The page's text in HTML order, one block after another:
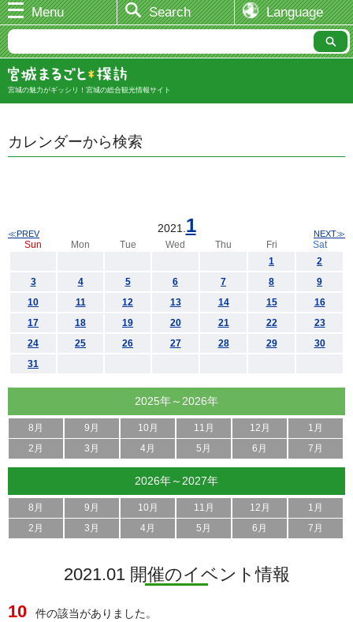
Menu Search Language
宮城の魅力がギッシリ！宮城の総合観光情報サイト
カレンダーから検索
2021. 1
≪PREV NEXT≫
Sun Mon Tue Wed Thu Fri
Sat
1
2
3
4 5 6 7 8
9
10
11 12 13 14 15
16
17
18 19 20 21 22
23
24
25 26 27 28 29
30
31
2025年～2026年
8月 9月 10月 11月 12月
1月
2月
3月 4月 5月 6月 7月
2026年～2027年
8月 9月 10月 11月 12月
1月
2月
3月 4月 5月 6月 7月
2021.01 開催のイベント情報
10
件の該当がありました。